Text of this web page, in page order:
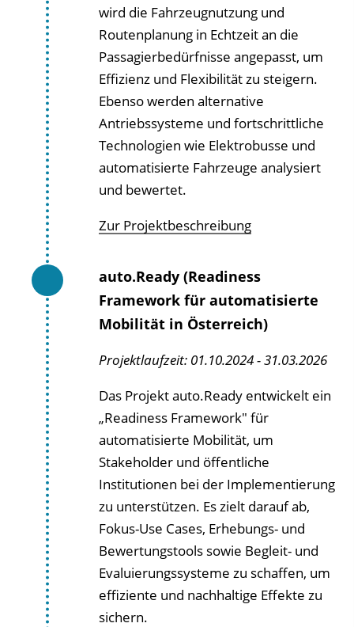
wird die Fahrzeugnutzung und
Routenplanung in Echtzeit an die
Passagierbedürfnisse angepasst, um
Effizienz und Flexibilität zu steigern.
Ebenso werden alternative
Antriebssysteme und fortschrittliche
Technologien wie Elektrobusse und
automatisierte Fahrzeuge analysiert
und bewertet.
Zur Projektbeschreibung
auto.Ready (Readiness
Framework für automatisierte
Mobilität in Österreich)
Projektlaufzeit: 01.10.2024 - 31.03.2026
Das Projekt auto.Ready entwickelt ein
„Readiness Framework" für
automatisierte Mobilität, um
Stakeholder und öffentliche
Institutionen bei der Implementierung
zu unterstützen. Es zielt darauf ab,
Fokus-Use Cases, Erhebungs- und
Bewertungstools sowie Begleit- und
Evaluierungssysteme zu schaffen, um
effiziente und nachhaltige Effekte zu
sichern.